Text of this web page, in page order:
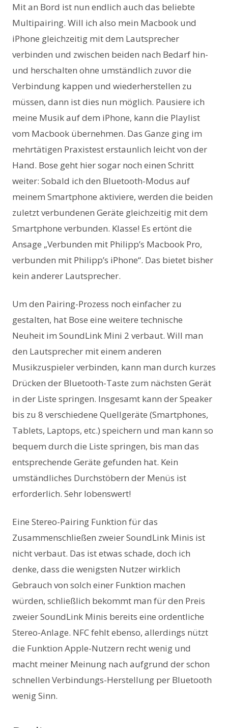
Mit an Bord ist nun endlich auch das beliebte
Multipairing. Will ich also mein Macbook und
iPhone gleichzeitig mit dem Lautsprecher
verbinden und zwischen beiden nach Bedarf hin-
und herschalten ohne umständlich zuvor die
Verbindung kappen und wiederherstellen zu
müssen, dann ist dies nun möglich. Pausiere ich
meine Musik auf dem iPhone, kann die Playlist
vom Macbook übernehmen. Das Ganze ging im
mehrtätigen Praxistest erstaunlich leicht von der
Hand. Bose geht hier sogar noch einen Schritt
weiter: Sobald ich den Bluetooth-Modus auf
meinem Smartphone aktiviere, werden die beiden
zuletzt verbundenen Geräte gleichzeitig mit dem
Smartphone verbunden. Klasse! Es ertönt die
Ansage „Verbunden mit Philipp’s Macbook Pro,
verbunden mit Philipp’s iPhone“. Das bietet bisher
kein anderer Lautsprecher.
Um den Pairing-Prozess noch einfacher zu
gestalten, hat Bose eine weitere technische
Neuheit im SoundLink Mini 2 verbaut. Will man
den Lautsprecher mit einem anderen
Musikzuspieler verbinden, kann man durch kurzes
Drücken der Bluetooth-Taste zum nächsten Gerät
in der Liste springen. Insgesamt kann der Speaker
bis zu 8 verschiedene Quellgeräte (Smartphones,
Tablets, Laptops, etc.) speichern und man kann so
bequem durch die Liste springen, bis man das
entsprechende Geräte gefunden hat. Kein
umständliches Durchstöbern der Menüs ist
erforderlich. Sehr lobenswert!
Eine Stereo-Pairing Funktion für das
Zusammenschließen zweier SoundLink Minis ist
nicht verbaut. Das ist etwas schade, doch ich
denke, dass die wenigsten Nutzer wirklich
Gebrauch von solch einer Funktion machen
würden, schließlich bekommt man für den Preis
zweier SoundLink Minis bereits eine ordentliche
Stereo-Anlage. NFC fehlt ebenso, allerdings nützt
die Funktion Apple-Nutzern recht wenig und
macht meiner Meinung nach aufgrund der schon
schnellen Verbindungs-Herstellung per Bluetooth
wenig Sinn.